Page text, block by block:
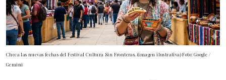
Checa las nuevas fechas del Festival Cultura Sin Fronteras. (imagen ilustrativa) Foto: Google /
Gemini